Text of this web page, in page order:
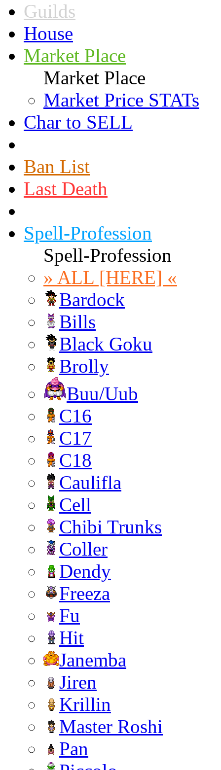
Guilds
House
Market Place
Market Place
Market Price STATs
Char to SELL
Ban List
Last Death
Spell-Profession
Spell-Profession
» ALL [HERE] «
Bardock
Bills
Black Goku
Brolly
Buu/Uub
C16
C17
C18
Caulifla
Cell
Chibi Trunks
Coller
Dendy
Freeza
Fu
Hit
Janemba
Jiren
Krillin
Master Roshi
Pan